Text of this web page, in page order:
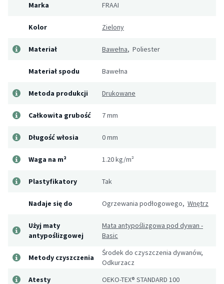
Marka FRAAI
Kolor Zielony
Materiał Bawełna, Poliester
Materiał spodu Bawełna
Metoda produkcji Drukowane
Całkowita grubość 7 mm
Długość włosia 0 mm
Waga na m² 1.20 kg/m²
Plastyfikatory Tak
Nadaje się do Ogrzewania podłogowego, Wnętrz
Użyj maty
antypoślizgowej
Mata antypoślizgowa pod dywan -
Basic
Metody czyszczenia
Środek do czyszczenia dywanów,
Odkurzacz
Atesty
OEKO-TEX® STANDARD 100